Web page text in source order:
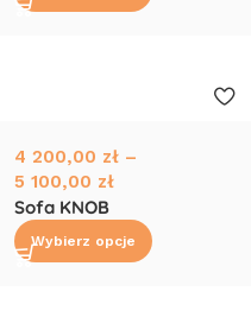
4 200,00 zł –
5 100,00 zł
Sofa KNOB
Wybierz opcje